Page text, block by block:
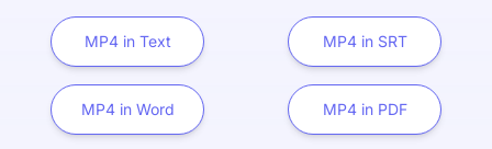
MP4 in Text MP4 in SRT
MP4 in Word MP4 in PDF